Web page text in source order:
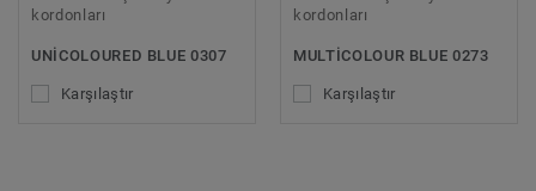
kordonları
UNICOLOURED BLUE 0307
Karşılaştır
kordonları
MULTICOLOUR BLUE 0273
Karşılaştır